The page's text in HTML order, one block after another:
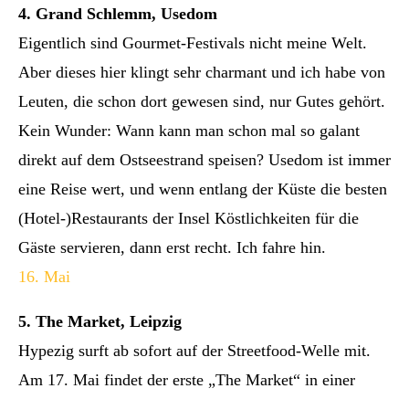
4. Grand Schlemm, Usedom
Eigentlich sind Gourmet-Festivals nicht meine Welt.
Aber dieses hier klingt sehr charmant und ich habe von
Leuten, die schon dort gewesen sind, nur Gutes gehört.
Kein Wunder: Wann kann man schon mal so galant
direkt auf dem Ostseestrand speisen? Usedom ist immer
eine Reise wert, und wenn entlang der Küste die besten
(Hotel-)Restaurants der Insel Köstlichkeiten für die
Gäste servieren, dann erst recht. Ich fahre hin.
16. Mai
5. The Market, Leipzig
Hypezig surft ab sofort auf der Streetfood-Welle mit.
Am 17. Mai findet der erste „The Market“ in einer